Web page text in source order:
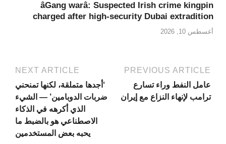
âGang warâ: Suspected Irish crime kingpin
charged after high-security Dubai extradition
أغسطس 10, 2026
PREVIOUS ARTICLE
عامل النفط وراء تسارع
ترامب لإنهاء النزاع مع إيران
NEXT ARTICLE
‘أجدها متملقة، لكنها تمنحني
ضربات الدوبامين’ — الشيء
الذي أكرهه في الذكاء
الاصطناعي هو بالضبط ما
يحبه بعض المستخدمين